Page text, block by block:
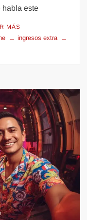
habla este
MÁS
ingresos extra